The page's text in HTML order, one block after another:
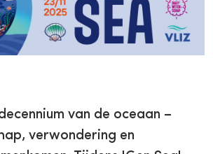
van de oceaan –
verwondering en